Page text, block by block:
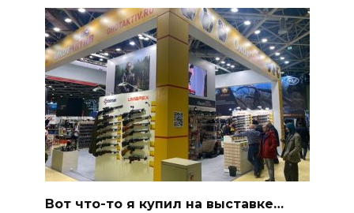
Вот что-то я купил на выставке…